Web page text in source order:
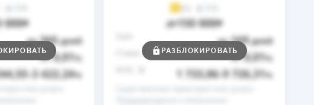
000₴
до 365дней
от0,01%
3 422,24%
3,9
до150 000₴
до 169дней
от0,01%
1 733,86 9 726,31%
РАЗБЛОКИРОВАТЬ